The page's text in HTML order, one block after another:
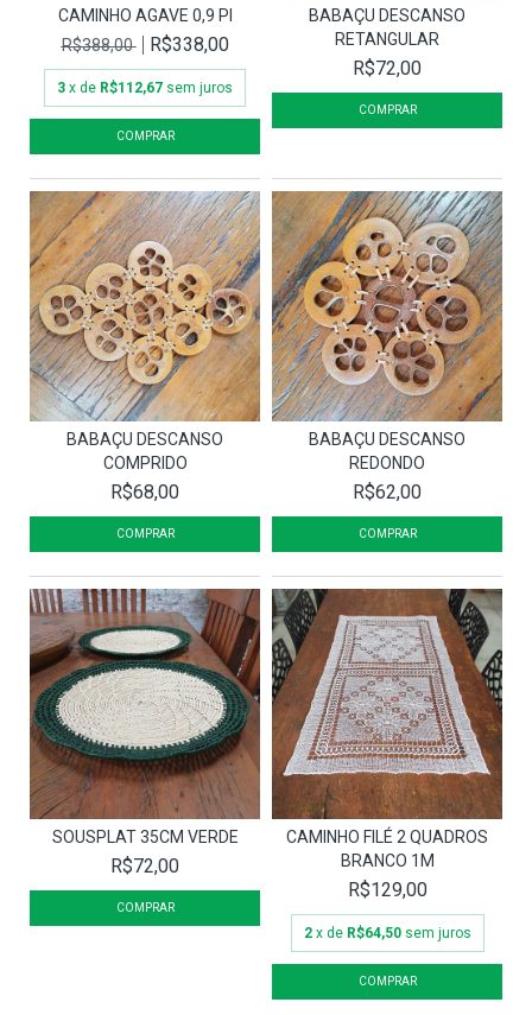
CAMINHO AGAVE 0,9 PI
R$388,00
R$338,00
3 x de R$112,67 sem juros
BABAÇU DESCANSO
RETANGULAR
R$72,00
BABAÇU DESCANSO
COMPRIDO
R$68,00
BABAÇU DESCANSO
REDONDO
R$62,00
SOUSPLAT 35CM VERDE
R$72,00
CAMINHO FILÉ 2 QUADROS
BRANCO 1M
R$129,00
2 x de R$64,50 sem juros